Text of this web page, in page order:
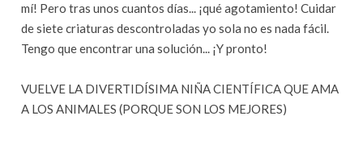
mí! Pero tras unos cuantos días... ¡qué agotamiento! Cuidar
de siete criaturas descontroladas yo sola no es nada fácil.
Tengo que encontrar una solución... ¡Y pronto!
VUELVE LA DIVERTIDÍSIMA NIÑA CIENTÍFICA QUE AMA
A LOS ANIMALES (PORQUE SON LOS MEJORES)